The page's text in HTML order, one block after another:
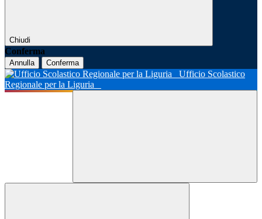
Chiudi
Conferma
Annulla Conferma
Ufficio Scolastico
Regionale per la Liguria